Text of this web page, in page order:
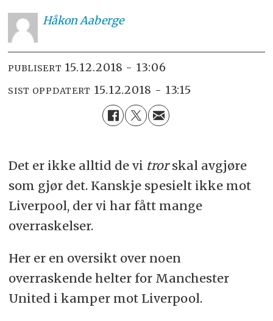
HåkonAaberge
PUBLISERT 15.12.2018 - 13:06
SIST OPPDATERT 15.12.2018 - 13:15
Det er ikke alltid de vi trorskal avgjøre
som gjør det. Kanskje spesielt ikke mot
Liverpool, der vi har fått mange
overraskelser.
Her er en oversikt over noen
overraskende helter for Manchester
United i kamper mot Liverpool.